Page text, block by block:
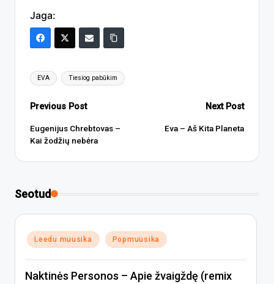
Jaga:
Tags:
EVA Tiesiog pabūkim
Post
navigation
Previous Post
Eugenijus Chrebtovas –
Kai žodžių nebėra
Next Post
Eva – Aš Kita Planeta
Seotud
Posted
in
Leedu muusika Popmuusika
Naktinės Personos – Apie žvaigždę (remix